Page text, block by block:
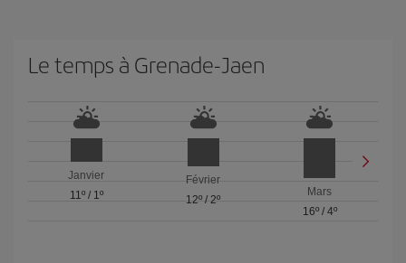
Le temps à Grenade-Jaen
Janvier
11º/ 1º
Février
12º / 2º
Mars
16º/ 4º